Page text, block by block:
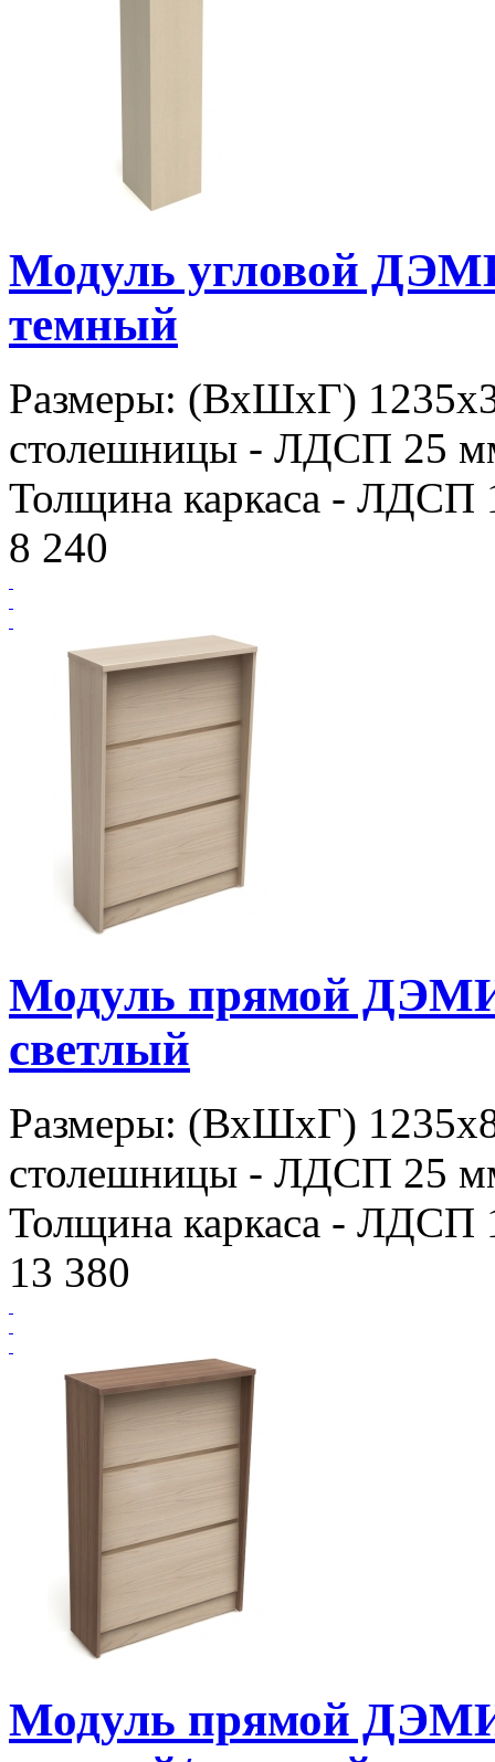
Модуль угловой
темный
Размеры: (ВхШхГ)
столешницы - ЛДСП 25
Толщина каркаса - ЛДСП
8 240
Модуль прямой
светлый
Размеры: (ВхШхГ)
столешницы - ЛДСП 25
Толщина каркаса - ЛДСП
13 380
Модуль прямой